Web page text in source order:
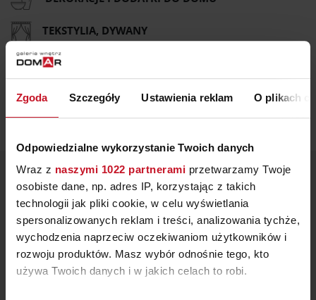
Zgoda Szczegóły Ustawienia reklam O plikach
Odpowiedzialne wykorzystanie Twoich danych
Wraz z naszymi 1022 partnerami przetwarzamy Twoje
osobiste dane, np. adres IP, korzystając z takich
technologii jak pliki cookie, w celu wyświetlania
spersonalizowanych reklam i treści, analizowania tychże,
wychodzenia naprzeciw oczekiwaniom użytkowników i
rozwoju produktów. Masz wybór odnośnie tego, kto
używa Twoich danych i w jakich celach to robi.
TEKSTYLIA, DYWANY
DRZWI, OKNA, ROLETY
FARBY, TAPETY, OKŁADZINY ŚCIENNE
WYBRANE PRODUKTY